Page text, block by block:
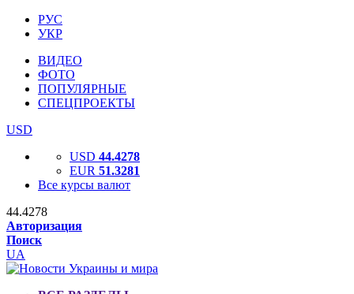
РУС
УКР
ВИДЕО
ФОТО
ПОПУЛЯРНЫЕ
СПЕЦПРОЕКТЫ
USD
USD 44.4278
EUR 51.3281
Все курсы валют
44.4278
Авторизация
Поиск
UA